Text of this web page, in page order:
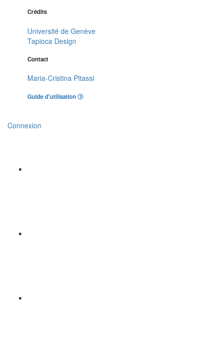
Crédits
Université de Genève
Tapioca Design
Contact
Maria-Cristina Pitassi
Guide d'utilisation
Connexion